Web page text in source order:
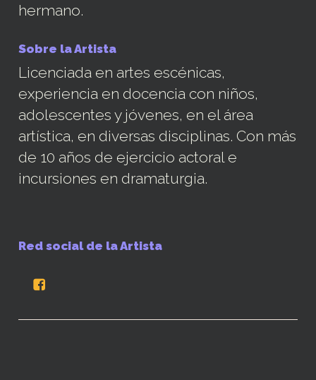
hermano.
Sobre la Artista
Licenciada en artes escénicas,
experiencia en docencia con niños,
adolescentes y jóvenes, en el área
artística, en diversas disciplinas. Con más
de 10 años de ejercicio actoral e
incursiones en dramaturgia.
Red social de la Artista